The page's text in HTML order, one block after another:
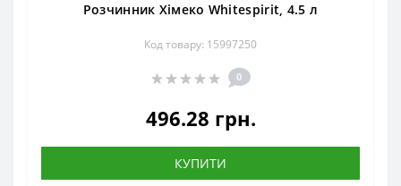
Розчинник Хімеко Whitespirit, 4.5 л
Код товару: 15997250
0
496.28 грн.
КУПИТИ